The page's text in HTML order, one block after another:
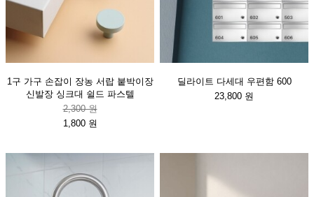
1구 가구 손잡이 장농 서랍 붙박이장
신발장 싱크대 쉴드 파스텔
2,300 원
1,800 원
딜라이트 다세대 우편함 600
23,800 원